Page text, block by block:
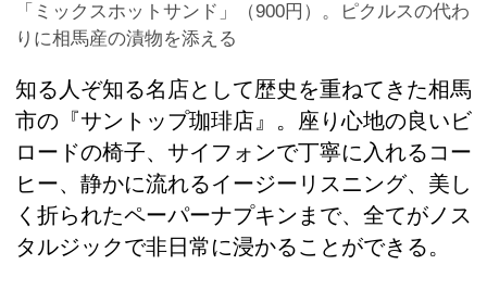
「ミックスホットサンド」（900円）。ピクルスの代わ
りに相馬産の漬物を添える
知る人ぞ知る名店として歴史を重ねてきた相馬
市の『サントップ珈琲店』。座り心地の良いビ
ロードの椅子、サイフォンで丁寧に入れるコー
ヒー、静かに流れるイージーリスニング、美し
く折られたペーパーナプキンまで、全てがノス
タルジックで非日常に浸かることができる。